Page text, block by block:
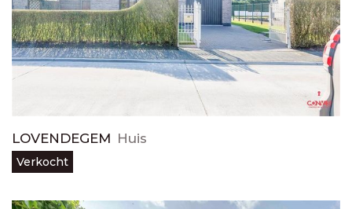
LOVENDEGEM Huis
Verkocht